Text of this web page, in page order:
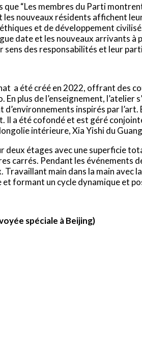
que “Les membres du Parti
les nouveaux résidents affichent
et de développement
date et les nouveaux arrivants à
sens des responsabilités et leur
a été créé en 2022, offrant des
En plus de l’enseignement,
d’environnements inspirés par
Il a été cofondé et est géré
intérieure, Xia Yishi du
deux étages avec une superficie
carrés. Pendant les événements
Travaillant main dans la main avec
formant un cycle dynamique et
spéciale à Beijing)